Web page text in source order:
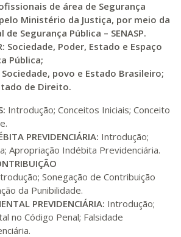
90dias
Matricular
90dias
R$ 1.090,51
90
Matricular
90dias
R$ 1.288,78
120dias
Matricular
de área de Segurança
Ministério da Justiça, por meio da
Segurança Pública – SENASP.
Sociedade, Poder, Estado e Espaço
Pública;
Sociedade, povo e Estado Brasileiro;
de Direito.
Introdução; Conceitos Iniciais; Conceito
PREVIDENCIÁRIA: Introdução;
Apropriação Indébita Previdenciária.
Sonegação de Contribuição
da Punibilidade.
PREVIDENCIÁRIA: Introdução;
no Código Penal; Falsidade